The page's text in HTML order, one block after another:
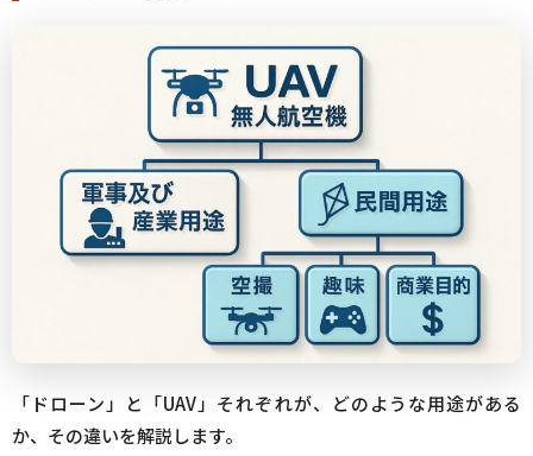
「ドローン」と「UAV」それぞれが、どのような用途がある
か、その違いを解説します。